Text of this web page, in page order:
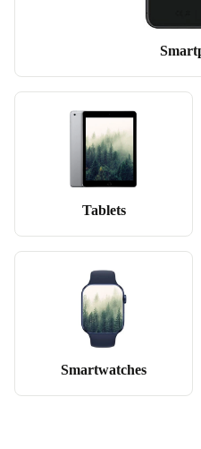
Tablets
Smartwatches